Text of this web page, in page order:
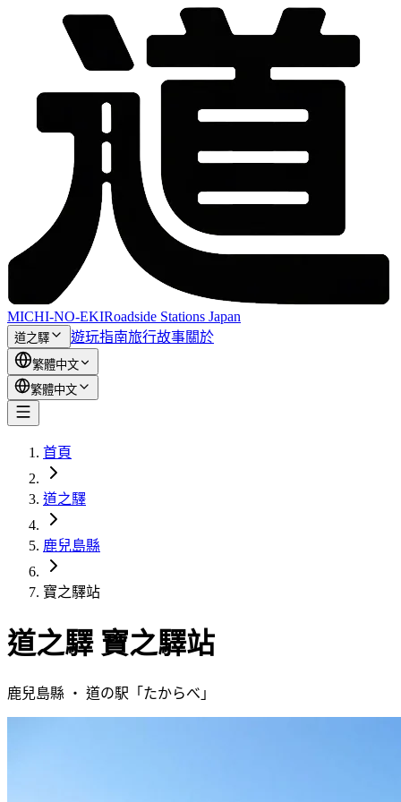
MICHI-NO-EKIRoadside Stations Japan
道之驛 遊玩指南旅行故事關於
繁體中文
繁體中文
首頁
道之驛
鹿兒島縣
寶之驛站
道之驛 寶之驛站
鹿兒島縣 ・ 道の駅「 たからべ 」